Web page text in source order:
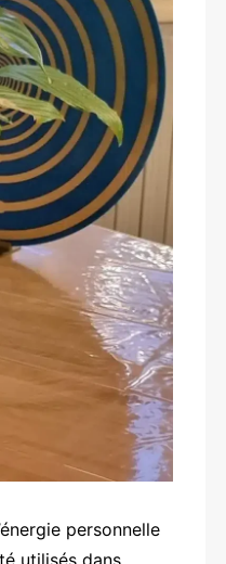
personnelle